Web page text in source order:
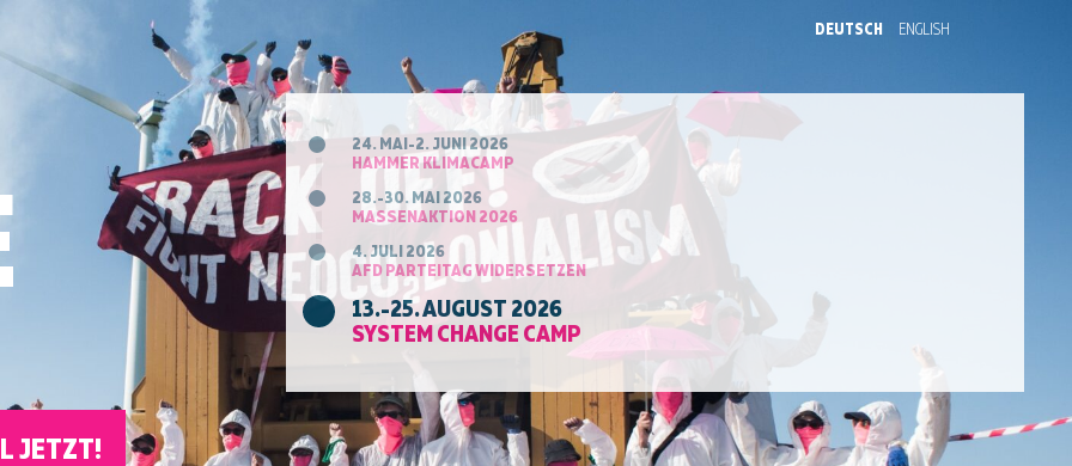
DEUTSCH ENGLISH
JETZT!
24. MAI-2. JUNI 2026
HAMMER KLIMACAMP
28.-30. MAI 2026
MASSENAKTION 2026
4. JULI 2026
AFD PARTEITAG WIDERSETZEN
13.-25. AUGUST 2026
SYSTEM CHANGE CAMP